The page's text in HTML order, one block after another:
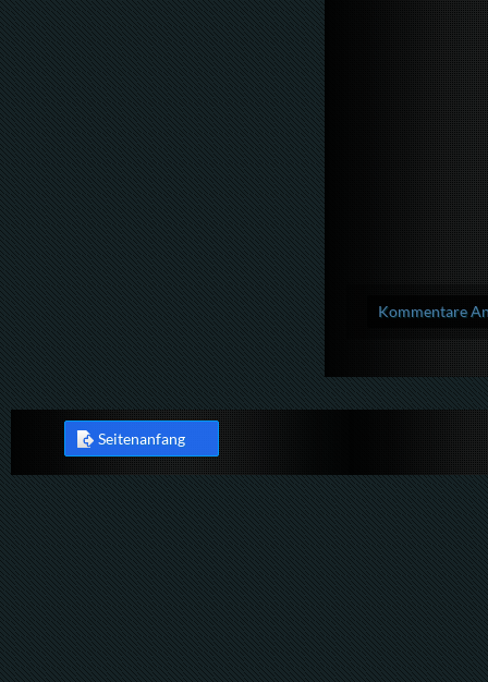
Kommentare
Seitenanfang